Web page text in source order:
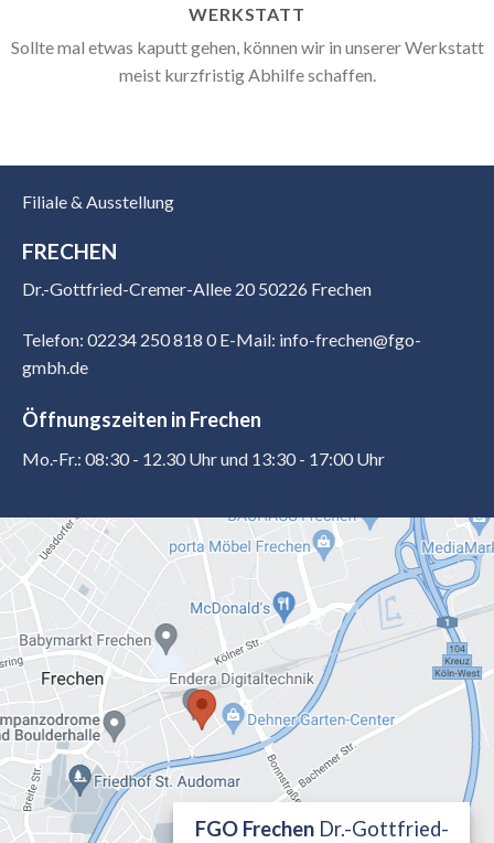
WERKSTATT
Sollte mal etwas kaputt gehen, können wir in unserer Werkstatt
meist kurzfristig Abhilfe schaffen.
Filiale & Ausstellung
FRECHEN
Dr.-Gottfried-Cremer-Allee 20 50226 Frechen
Telefon: 02234 250 818 0 E-Mail: info-frechen@fgo-
gmbh.de
Öffnungszeiten in Frechen
Mo.-Fr.: 08:30 - 12.30 Uhr und 13:30 - 17:00 Uhr
FGO FrechenDr.-Gottfried-